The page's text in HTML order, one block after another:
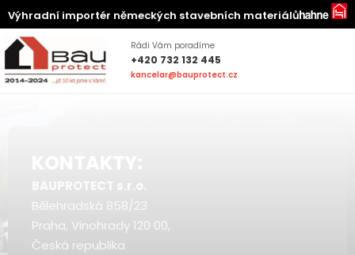
Výhradní importér německých stavebních materiálů
Rádi Vám poradíme
+420 732 132 445
kancelar@bauprotect.cz
BAUPROTECT s.r.o.
Bělehradská 858/23
Praha, Vinohrady 120 00,
Česká republika